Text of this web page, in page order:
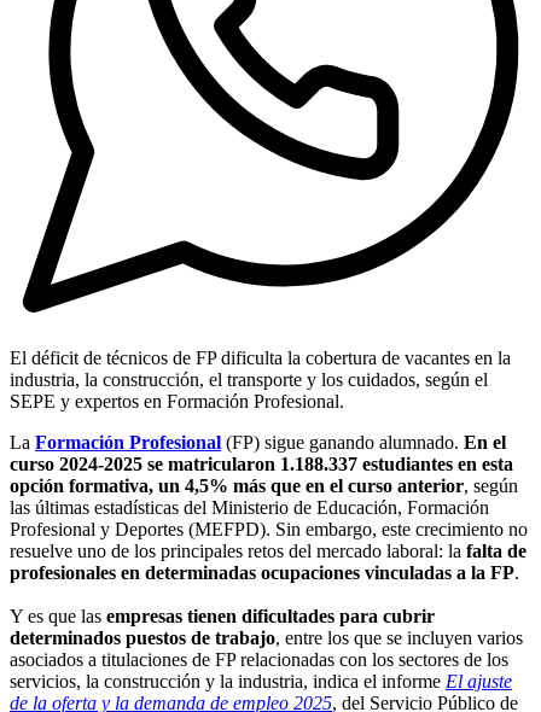
El déficit de técnicos de FP dificulta la cobertura de vacantes en la
industria, la construcción, el transporte y los cuidados, según el
SEPE y expertos en Formación Profesional.
La Formación Profesional (FP) sigue ganando alumnado. En el
curso 2024-2025 se matricularon 1.188.337 estudiantes en esta
opción formativa, un 4,5% más que en el curso anterior, según
las últimas estadísticas del Ministerio de Educación, Formación
Profesional y Deportes (MEFPD). Sin embargo, este crecimiento no
resuelve uno de los principales retos del mercado laboral: la falta de
profesionales en determinadas ocupaciones vinculadas a la FP.
Y es que las empresas tienen dificultades para cubrir
determinados puestos de trabajo, entre los que se incluyen varios
asociados a titulaciones de FP relacionadas con los sectores de los
servicios, la construcción y la industria, indica el informe El ajuste
de la oferta y la demanda de empleo 2025, del Servicio Público de